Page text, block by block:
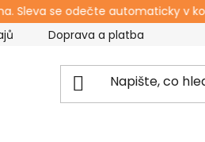
se odečte automaticky v košíku.
Doprava a platba